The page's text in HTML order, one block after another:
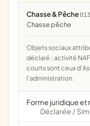
Chasse & Pêche
chasse pêche
Objets sociaux attribués par l'administration d'après l'objet
déclaré ; activité
courts sont ceux
l'administration.
Forme juridique
Déclarée /